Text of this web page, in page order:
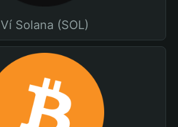
Ví Solana (SOL)